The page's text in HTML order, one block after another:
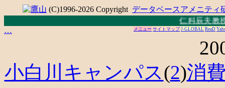
(C)1996-2026 Copyright データベースアメニティ
仁科辰夫教授
…
メニュー サイトマップ J-GLOBAL ReaD
小白川キャンパス(2)消